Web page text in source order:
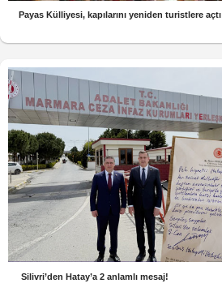
Payas Külliyesi, kapılarını yeniden turistlere açtı
Silivri’den Hatay’a 2 anlamlı mesaj!